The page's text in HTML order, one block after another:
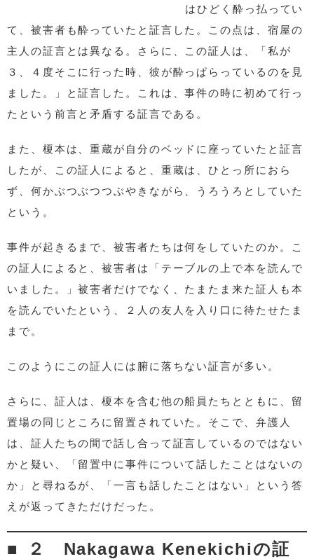
はひどく酔っ払ってい
て、被害者も酔っていたと証言した。この点は、宿屋の
主人の証言とは異なる。さらに、この証人は、「私が
３、４度そこに行った時、彼が酔っぱらっているのを見
ました。」と証言した。これは、事件の時に初めて行っ
たという前言と矛盾する証言である。
また、榎本は、重蔵が自分のベッドに座っていたと証言
したが、この証人によると、重蔵は、ひとっ所におら
ず、何かぶつぶつつぶやきながら、うろうろとしていた
という。
事件が起きるまで、被害者たちは何をしていたのか。こ
の証人によると、被害者は「テーブルの上で本を読んで
いました。」被害者だけでなく、たまたま来た証人も本
を読んでいたという、２人の友人を入り口に待たせたま
まで。
このようにこの証人には腑に落ちない証言が多い。
さらに、証人は、榎本を含む他の船員たちとともに、留
置場の同じところに留置されていた。そこで、弁護人
は、証人たちの間で話し合って証言しているのではない
かと疑い、「留置中に事件について話したことはないの
か」と尋ねるが、「一言も話したことはない」という答
えが返ってきただけだった。
２ Nakagawa Kenekichiの証